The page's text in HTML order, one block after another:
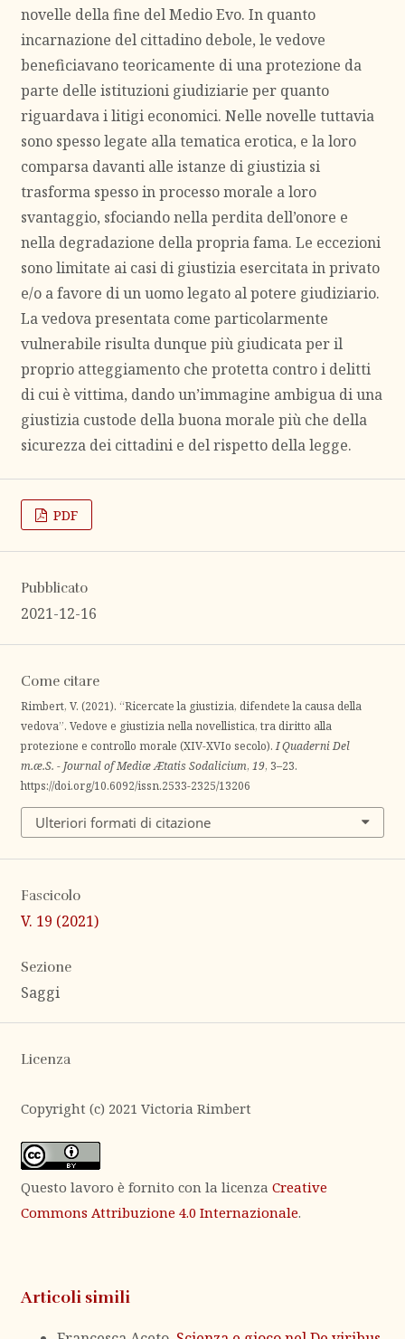
novelle della fine del Medio Evo. In quanto
incarnazione del cittadino debole, le vedove
beneficiavano teoricamente di una protezione da
parte delle istituzioni giudiziarie per quanto
riguardava i litigi economici. Nelle novelle tuttavia
sono spesso legate alla tematica erotica, e la loro
comparsa davanti alle istanze di giustizia si
trasforma spesso in processo morale a loro
svantaggio, sfociando nella perdita dell’onore e
nella degradazione della propria fama. Le eccezioni
sono limitate ai casi di giustizia esercitata in privato
e/o a favore di un uomo legato al potere giudiziario.
La vedova presentata come particolarmente
vulnerabile risulta dunque più giudicata per il
proprio atteggiamento che protetta contro i delitti
di cui è vittima, dando un’immagine ambigua di una
giustizia custode della buona morale più che della
sicurezza dei cittadini e del rispetto della legge.
PDF
Pubblicato
2021-12-16
Come citare
Rimbert, V. (2021). “Ricercate la giustizia, difendete la causa della
vedova”. Vedove e giustizia nella novellistica, tra diritto alla
protezione e controllo morale (XIV-XVIo secolo).I Quaderni Del
m.æ.S. - Journal of Mediæ Ætatis Sodalicium, 19, 3–23.
https://doi.org/10.6092/issn.2533-2325/13206
Ulteriori formati di citazione
Fascicolo
V. 19 (2021)
Sezione
Saggi
Licenza
Copyright (c) 2021 Victoria Rimbert
Questo lavoro è fornito con la licenza Creative
Commons Attribuzione 4.0 Internazionale.
Articoli simili